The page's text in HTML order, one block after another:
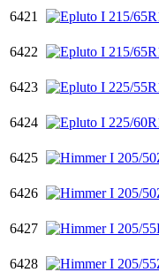
6421
6422
6423
6424
6425
6426
6427
6428